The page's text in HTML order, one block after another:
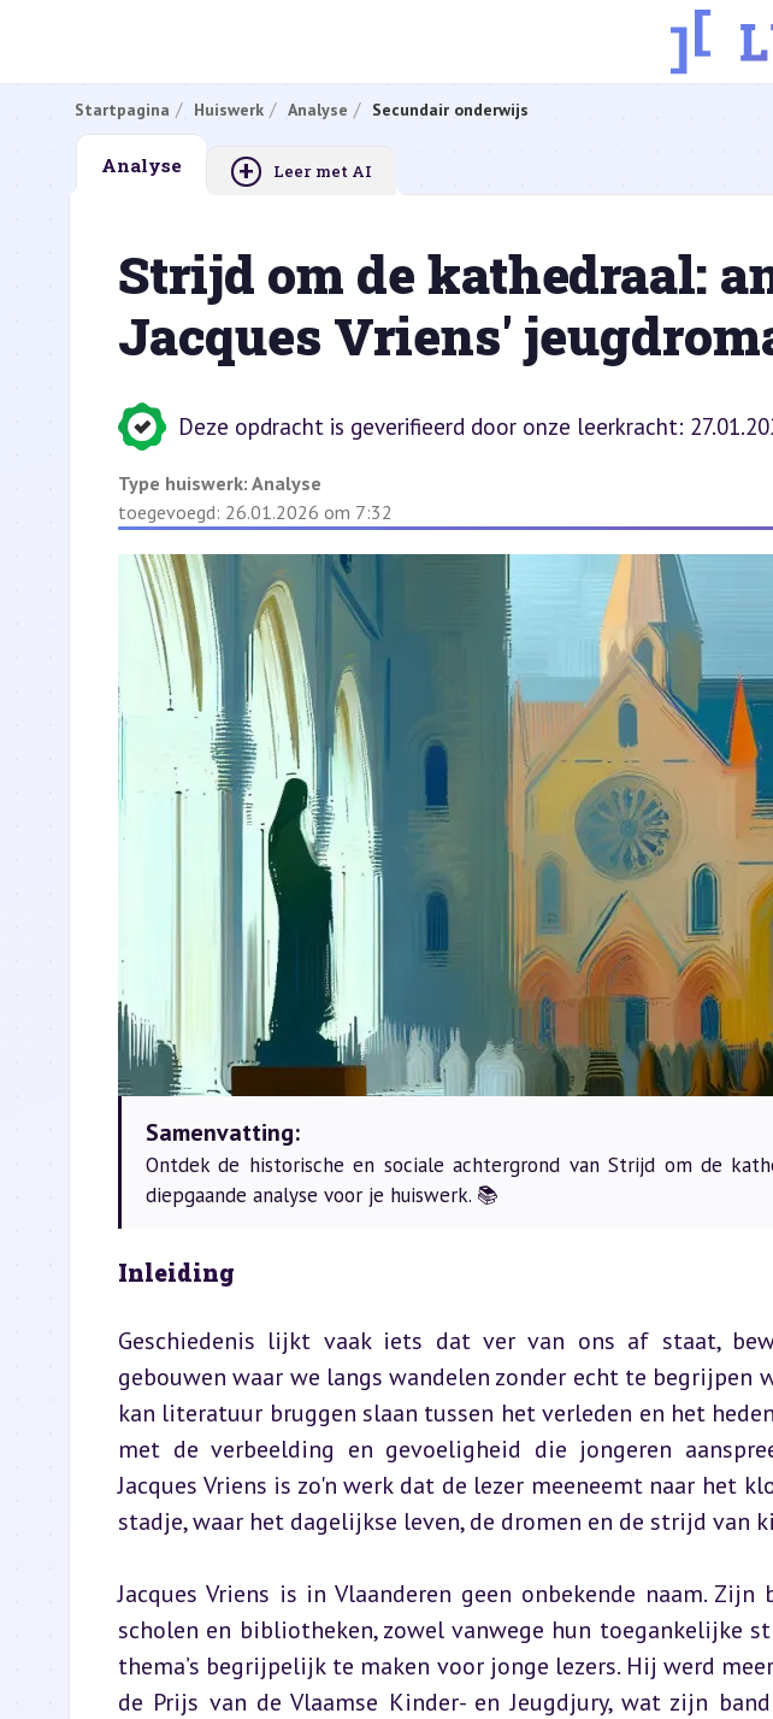
Startpagina Huiswerk Analyse Secundair onderwijs
Analyse + Leer met AI
Strijd om de kathedraal:
Jacques Vriens'
Deze opdracht is geverifieerd door onze leerkracht:
Type huiswerk: Analyse
toegevoegd: 26.01.2026 om 7:32
Samenvatting:
Ontdek de historische en sociale achtergrond van Strijd om de
diepgaande analyse voor je huiswerk. 📚
Inleiding
Geschiedenis lijkt vaak iets dat ver van ons af staat,
gebouwen waar we langs wandelen zonder echt te begrijpen
kan literatuur bruggen slaan tussen het verleden en het
met de verbeelding en gevoeligheid die jongeren
Jacques Vriens is zo'n werk dat de lezer meeneemt naar het
stadje, waar het dagelijkse leven, de dromen en de strijd van
Jacques Vriens is in Vlaanderen geen onbekende naam.
scholen en bibliotheken, zowel vanwege hun toegankelijke
thema’s begrijpelijk te maken voor jonge lezers. Hij werd
de Prijs van de Vlaamse Kinder- en Jeugdjury, wat zijn